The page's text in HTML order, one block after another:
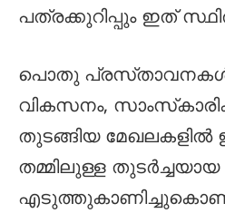
പത്രക്കുറിപ്പും ഇത്
പൊതു
വികസനം,
തുടങ്ങിയ മേഖലകളിൽ
തമ്മിലുള്ള